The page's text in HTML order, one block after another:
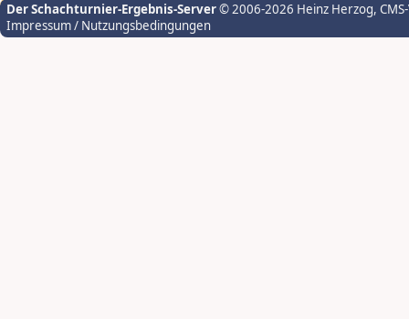
Der Schachturnier-Ergebnis-Server© 2006-2026 Heinz Herzog,
Impressum / Nutzungsbedingungen